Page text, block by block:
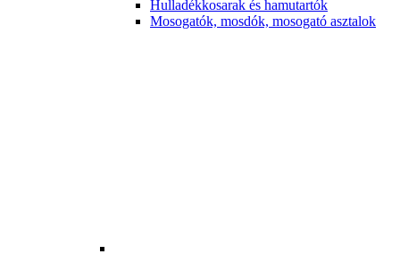
Hulladékkosarak és hamutartók
Mosogatók, mosdók, mosogató asztalok